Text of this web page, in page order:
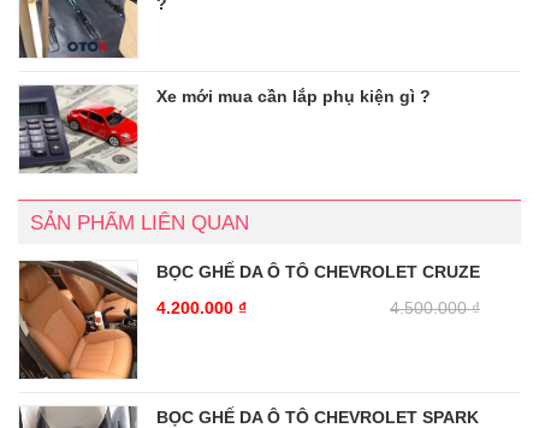
?
Xe mới mua cần lắp phụ kiện gì ?
SẢN PHẨM LIÊN QUAN
BỌC GHẾ DA Ô TÔ CHEVROLET CRUZE
4.500.000₫
4.200.000 ₫
BỌC GHẾ DA Ô TÔ CHEVROLET SPARK